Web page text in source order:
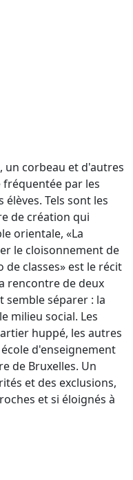
un corbeau et d'autres
par les
Tels sont les
de création qui
orientale, «La
le cloisonnement de
classes» est le récit
rencontre de deux
semble séparer : la
milieu social. Les
huppé, les autres
d'enseignement
de Bruxelles. Un
et des exclusions,
et si éloignés à